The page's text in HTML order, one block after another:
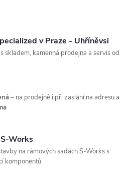
v Praze - Uhříněvsi
skladem, kamenná prodejna a servis od
– na prodejně i při zaslání na adresu a
Works
na rámových sadách S-Works s
komponentů